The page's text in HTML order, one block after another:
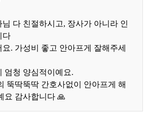
다 친절하시고, 장사가 아니라 인
다
. 가성비 좋고 안아프게 잘해주세
엄청 양심적이예요.
뚝딱뚝딱 간호사없이 안아프게 해
요 감사합니다 🙏